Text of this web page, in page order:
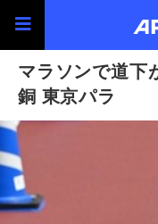
マラソンで道下
銅 東京パラ